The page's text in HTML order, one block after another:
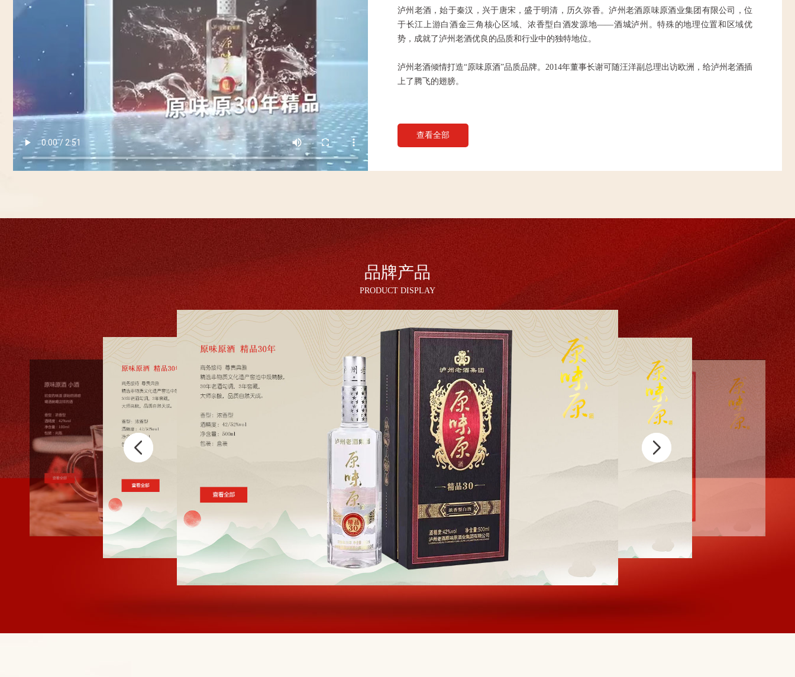
泸州老酒，始于秦汉，兴于唐宋，盛于明清，历久弥香。泸州老酒原味原酒业集团有限公司，位
于长江上游白酒金三角核心区域、浓香型白酒发源地——酒城泸州。特殊的地理位置和区域优
势，成就了泸州老酒优良的品质和行业中的独特地位。
泸州老酒倾情打造“原味原酒”品质品牌。2014年董事长谢可随汪洋副总理出访欧洲，给泸州老酒插
上了腾飞的翅膀。
查看全部
品牌产品
PRODUCT DISPLAY